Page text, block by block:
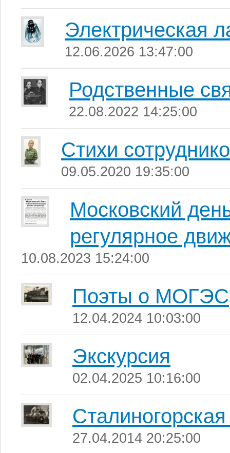
Электрическая
12.06.2026 13:47:00
Родственные
22.08.2022 14:25:00
Стихи
09.05.2020 19:35:00
Московский
регулярное
10.08.2023 15:24:00
Поэты о МОГЭС
12.04.2024 10:03:00
Экскурсия
02.04.2025 10:16:00
27.04.2014 20:25:00